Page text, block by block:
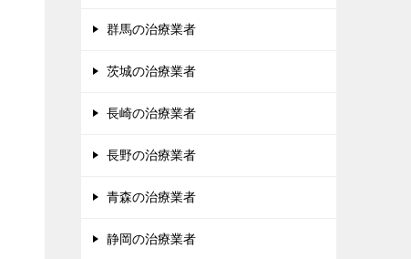
群馬の治療業者
茨城の治療業者
長崎の治療業者
長野の治療業者
青森の治療業者
静岡の治療業者